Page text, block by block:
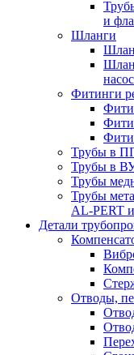
и
Шланги
Фитинги
Трубы в
Трубы в
Трубы
Трубы
AL-PERT
Детали
Отводы,